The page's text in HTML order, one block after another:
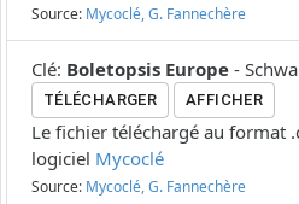
Source: Mycoclé, G. Fannechère
Clé: Boletopsis Europe -
TÉLÉCHARGER AFFICHER
Le fichier téléchargé au format
logiciel Mycoclé
Source: Mycoclé, G. Fannechère